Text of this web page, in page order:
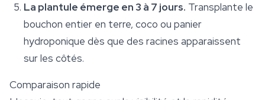
La plantule émerge en 3 à 7 jours. Transplante le
bouchon entier en terre, coco ou panier
hydroponique dès que des racines apparaissent
sur les côtés.
Comparaison rapide